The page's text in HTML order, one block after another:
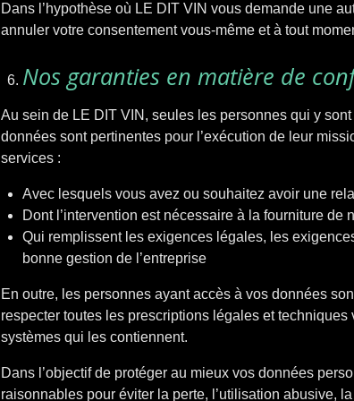
Dans l’hypothèse où LE DIT VIN vous demande une
annuler votre consentement vous-même et à tout
Nos garanties en matière de
Au sein de LE DIT VIN, seules les personnes qui y
données sont pertinentes pour l’exécution de leur
services :
Avec lesquels vous avez ou souhaitez avoir une
Dont l’intervention est nécessaire à la fourniture de
Qui remplissent les exigences légales, les
bonne gestion de l’entreprise
En outre, les personnes ayant accès à vos données
respecter toutes les prescriptions légales et
systèmes qui les contiennent.
Dans l’objectif de protéger au mieux vos données
raisonnables pour éviter la perte, l’utilisation abusive,